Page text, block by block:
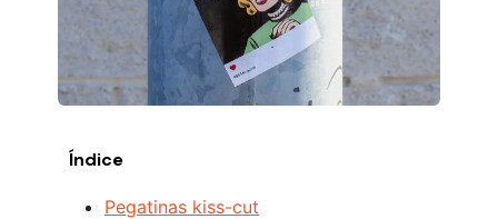
Índice
Pegatinas kiss-cut